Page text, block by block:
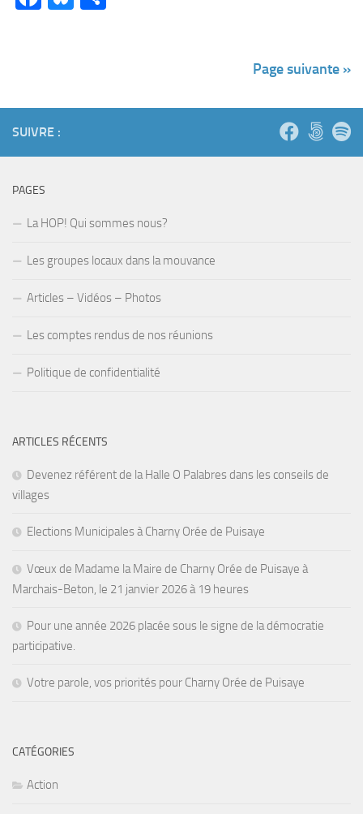
Page suivante »
SUIVRE :
PAGES
La HOP! Qui sommes nous?
Les groupes locaux dans la mouvance
Articles – Vidéos – Photos
Les comptes rendus de nos réunions
Politique de confidentialité
ARTICLES RÉCENTS
Devenez référent de la Halle O Palabres dans les conseils de
villages
Elections Municipales à Charny Orée de Puisaye
Vœux de Madame la Maire de Charny Orée de Puisaye à
Marchais-Beton, le 21 janvier 2026 à 19 heures
Pour une année 2026 placée sous le signe de la démocratie
participative.
Votre parole, vos priorités pour Charny Orée de Puisaye
CATÉGORIES
Action